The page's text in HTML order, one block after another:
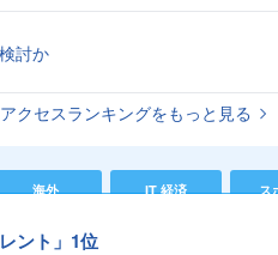
討か
クセスランキングをもっと見る
海外 IT 経済 ス
ント」1位